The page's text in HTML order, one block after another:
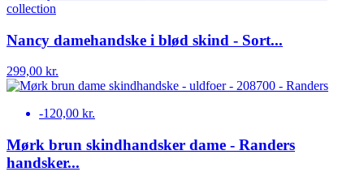
Nancy damehandske i blød skind - Sort...
299,00 kr.
-120,00 kr.
Mørk brun skindhandsker dame - Randers
handsker...